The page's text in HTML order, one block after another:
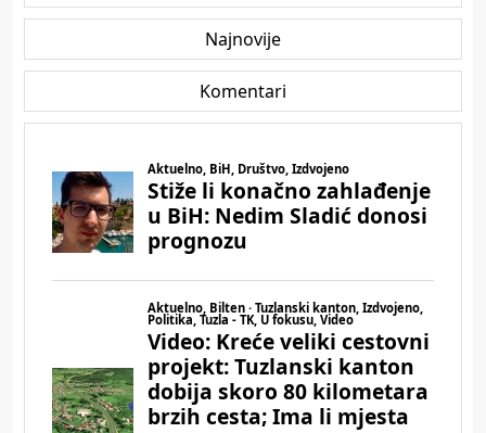
Najnovije
Komentari